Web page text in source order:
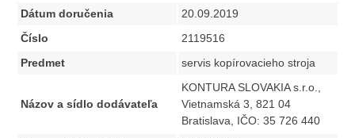
Dátum doručenia
20.09.2019
Číslo
2119516
Predmet
servis kopírovacieho stroja
Názov a sídlo dodávateľa
KONTURA SLOVAKIA s.r.o.,
Vietnamská 3, 821 04
Bratislava, IČO: 35 726 440